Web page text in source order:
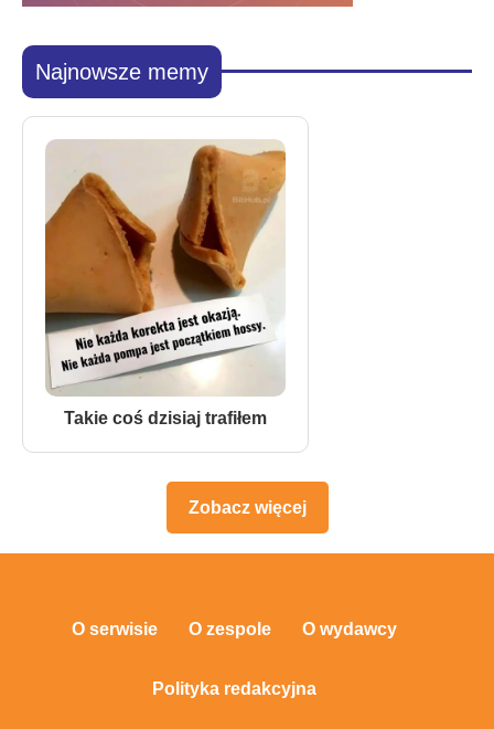
Najnowsze memy
Takie coś dzisiaj trafiłem
Zobacz więcej
O serwisie O zespole O wydawcy
Polityka redakcyjna